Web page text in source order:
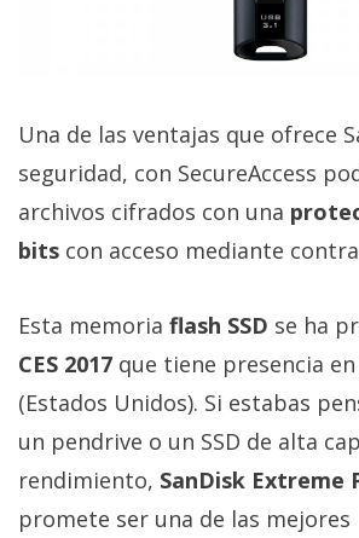
Una de las ventajas que ofrece
seguridad, con SecureAccess
archivos cifrados con una
bits con acceso mediante
Esta memoria flash SSD se ha
CES 2017 que tiene presencia en
(Estados Unidos). Si estabas
un pendrive o un SSD de alta
rendimiento, SanDisk Extreme
promete ser una de las mejores